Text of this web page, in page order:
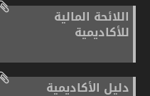
اللائحة المالية
للأكاديمية
دليل الأكاديمية